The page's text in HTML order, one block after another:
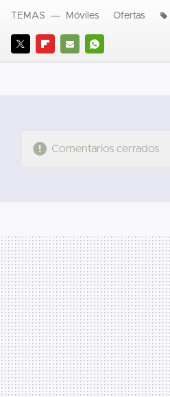
TWITTERFLIPBOARD
E- WHATSAPP
TEMAS Móviles Ofertas
Comentarios cerrados